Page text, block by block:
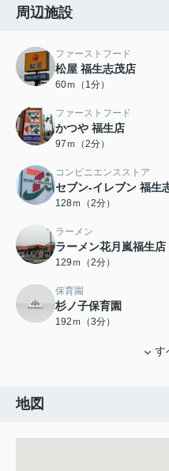
周辺施設
ファーストフード
松屋 福生志茂店
60ｍ（1分）
ファーストフード
かつや 福生店
97ｍ（2分）
コンビニエンスストア
セブン‐イレブン 福生
128ｍ（2分）
ラーメン
ラーメン花月嵐福生店
129ｍ（2分）
保育園
杉ノ子保育園
192ｍ（3分）
す
地図